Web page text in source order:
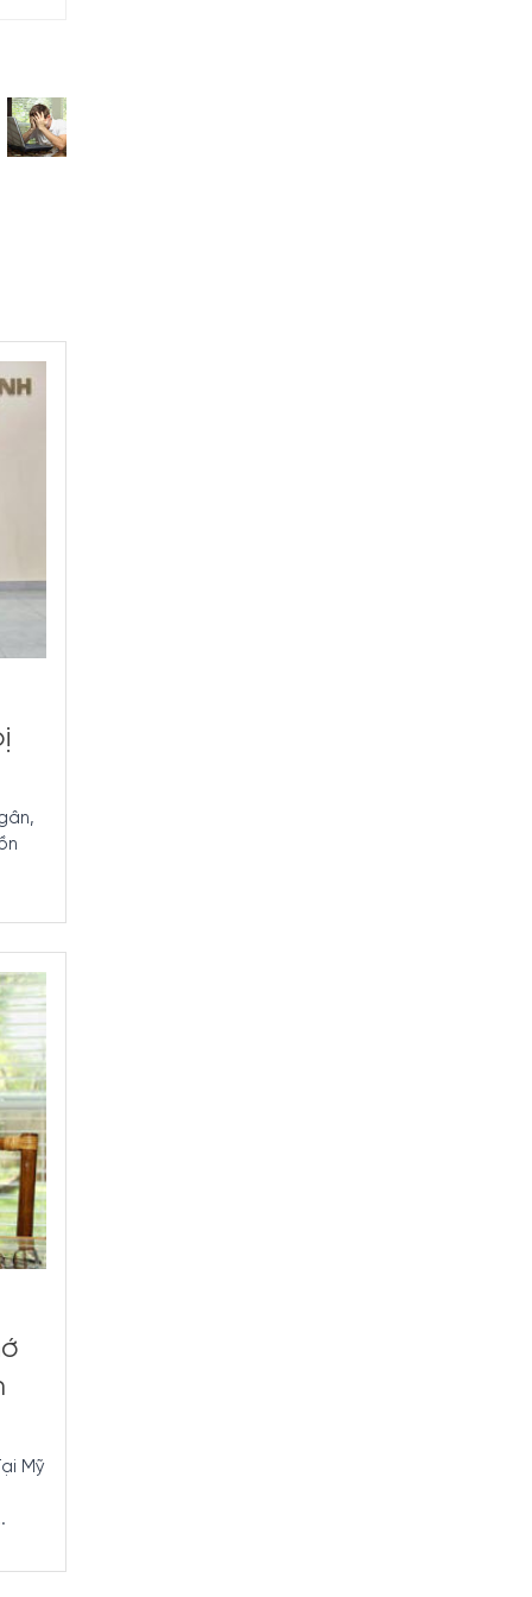
Mỹ